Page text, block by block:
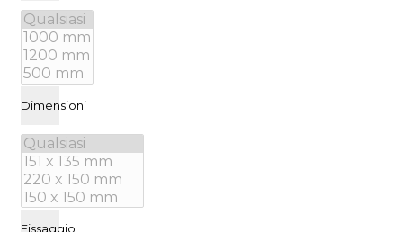
Dimensioni
Fissaggio